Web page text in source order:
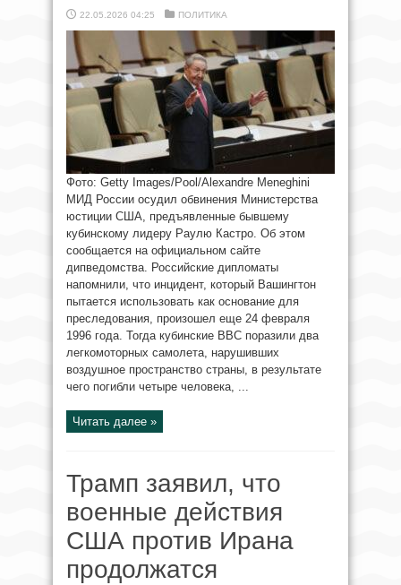
22.05.2026 04:25 ПОЛИТИКА
Фото: Getty Images/Pool/Alexandre Meneghini
МИД России осудил обвинения Министерства
юстиции США, предъявленные бывшему
кубинскому лидеру Раулю Кастро. Об этом
сообщается на официальном сайте
дипведомства. Российские дипломаты
напомнили, что инцидент, который Вашингтон
пытается использовать как основание для
преследования, произошел еще 24 февраля
1996 года. Тогда кубинские ВВС поразили два
легкомоторных самолета, нарушивших
воздушное пространство страны, в результате
чего погибли четыре человека, ...
Читать далее »
Трамп заявил, что
военные действия
США против Ирана
продолжатся